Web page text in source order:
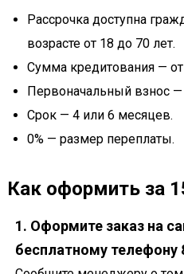
Рассрочка доступна
возрасте от 18 до 70 лет.
Сумма кредитования —
Первоначальный взнос —
Срок — 4 или 6 месяцев.
0% — размер переплаты.
Как оформить за
1. Оформите заказ на
бесплатному телефону